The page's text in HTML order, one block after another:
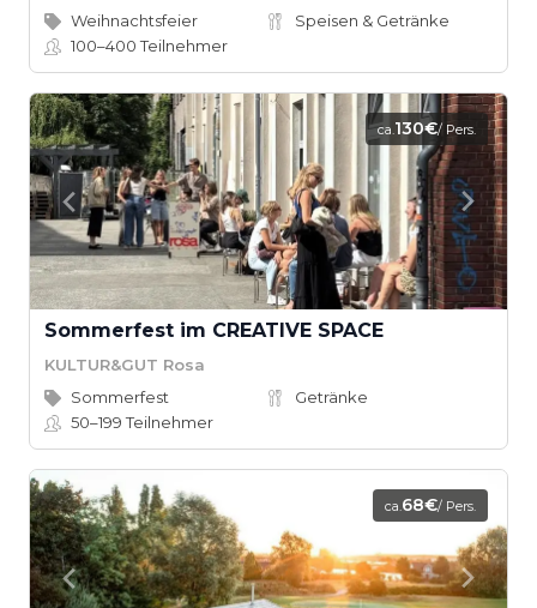
Weihnachtsfeier
Speisen & Getränke
100–400Teilnehmer
ca.130€/ Pers.
Sommerfest im CREATIVE SPACE
KULTUR&GUT Rosa
Sommerfest
Getränke
50–199Teilnehmer
ca.68€/ Pers.